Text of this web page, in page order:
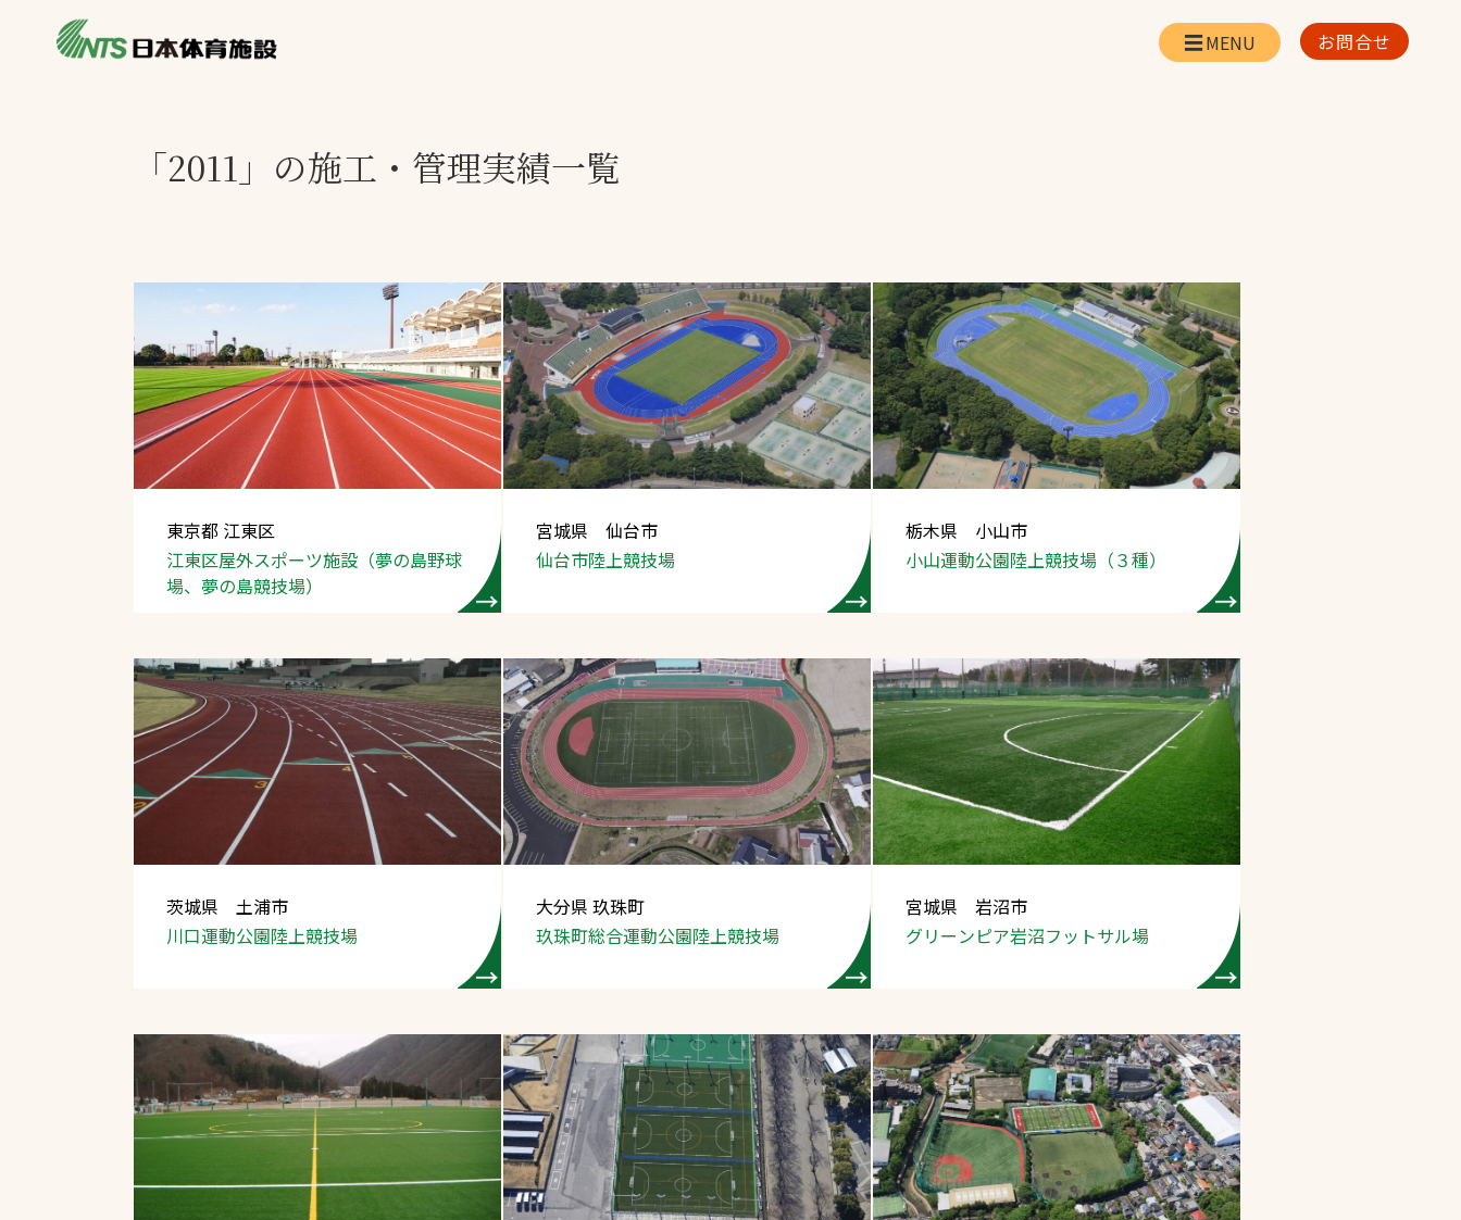
ニュース
製品別カテゴリー
熱中症対策ミスト
投てき実施可能な人
工芝
環境対応ウレタン
技術別カテゴリー
人工芝舗装
クレイ（土）舗装
防球設備
施設管理
パークマネジメント
生）
ぬかるみ・凍結対策
飛散・流出防止対策
施工・管理実績一覧
日本体育施設の歩み
アスリートパートナ
ー
採用情報
お取引先の皆様へ
ー
ソーシャルメディア
文字の見えづらさや操作にお困りの方へ 検索
お問合せ
「2011」の施工・管理実績一覧
東京都 江東区
江東区屋外スポーツ施設 （夢の島野球
場、 夢の島競技場）
宮城県 仙台市
仙台市陸上競技場
栃木県 小山市
小山運動公園陸上競技場 （３種）
茨城県 土浦市
川口運動公園陸上競技場
大分県 玖珠町
玖珠町総合運動公園陸上競技場
宮城県 岩沼市
グリーンピア岩沼フットサル場